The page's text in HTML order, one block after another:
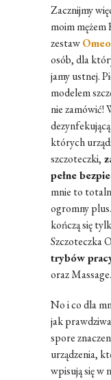
Zacznijmy
moim mężem
zestaw
osób, dla
jamy ustnej.
modelem
nie zamówić!
których
szczoteczki,
pełne
mnie to
ogromny
kończą się
Szczoteczka
trybów
oraz Massage.
No i co dla
jak
spore
urządzenia,
wpisują się w